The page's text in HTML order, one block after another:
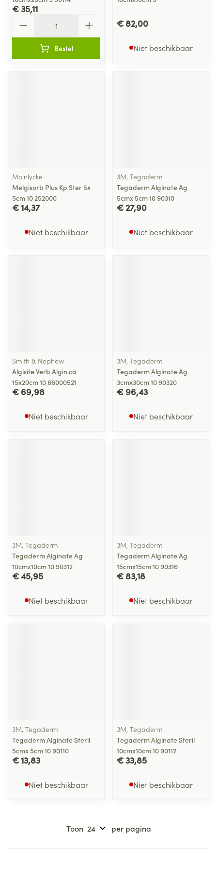
€ 35,11
Bestel
€ 82,00
Niet beschikbaar
Molnlycke
Melgisorb Plus Kp Ster 5x
5cm 10 252000
€ 14,37
Niet beschikbaar
3M, Tegaderm
Tegaderm Alginate Ag
5cmx 5cm 10 90310
€ 27,90
Niet beschikbaar
Smith & Nephew
Algisite Verb Algin.ca
15x20cm 10 66000521
€ 69,98
Niet beschikbaar
3M, Tegaderm
Tegaderm Alginate Ag
3cmx30cm 10 90320
€ 96,43
Niet beschikbaar
3M, Tegaderm
Tegaderm Alginate Ag
10cmx10cm 10 90312
€ 45,95
Niet beschikbaar
3M, Tegaderm
Tegaderm Alginate Ag
15cmx15cm 10 90316
€ 83,18
Niet beschikbaar
3M, Tegaderm
Tegaderm Alginate Steril
5cmx 5cm 10 90110
€ 13,83
Niet beschikbaar
3M, Tegaderm
Tegaderm Alginate Steril
10cmx10cm 10 90112
€ 33,85
Niet beschikbaar
Toon per pagina